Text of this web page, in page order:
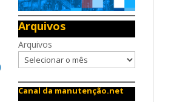
Arquivos
Arquivos
Canal da manutenção.net